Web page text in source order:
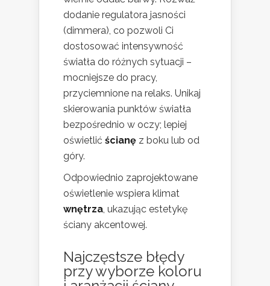
dodanie regulatora jasności
(dimmera), co pozwoli Ci
dostosować intensywność
światła do różnych sytuacji –
mocniejsze do pracy,
przyciemnione na relaks. Unikaj
skierowania punktów światła
bezpośrednio w oczy; lepiej
oświetlić ścianę z boku lub od
góry.
Odpowiednio zaprojektowane
oświetlenie wspiera klimat
wnętrza, ukazując estetykę
ściany akcentowej.
Najczęstsze błędy
przy wyborze koloru